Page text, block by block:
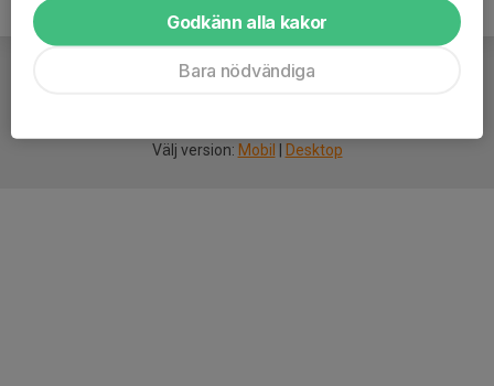
Välj version: Mobil Desktop
Godkänn alla kakor
Bara nödvändiga